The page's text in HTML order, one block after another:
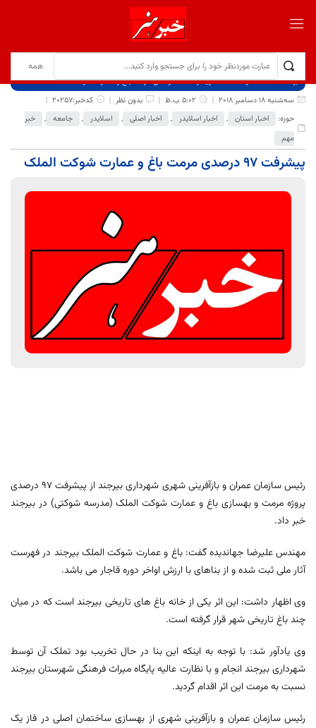
برگ نخست نوشته‌ها
پیشرفت 97 درصدی مرمت باغ و عمارت شوکت الملک
سه‌شنبه 18 دسامبر 2018
5:02 ب.ظ بدون نظر
کدخبر:20257
حوزه:
اخبار استان , اخبار اسلایدر , اخبار اصلی , اسلایدر , جامعه ,
خبر
مهم
پیشرفت 97 درصدی مرمت باغ و عمارت شوکت الملک
رئیس سازمان عمران و بازآفرینی شهری شهرداری بیرجند از پیشرفت 97 درصدی
پروژه مرمت و بهسازی باغ و عمارت شوکت الملک (مدرسه شوکتی) در بیرجند
خبر داد.
مهندس علیرضا جهاندیده گفت: باغ و عمارت شوکت الملک بیرجند در فهرست
آثار ملی ثبت شده و از بناهای با ارزش اواخر دوره قاجار می باشد.
وی اظهار داشت: این اثر یکی از خانه باغ های تاریخی بیرجند است که در میان
چند باغ تاریخی شهر قرار گرفته است.
وی یادآور شد: با توجه به اینکه این بنا در حال تخریب بود تملک آن توسط
شهرداری بیرجند انجام و با نظارت عالیه پایگاه میراث فرهنگی شهرستان بیرجند
نسبت به مرمت این اثر اقدام گردید.
رئیس سازمان عمران و بازآفرینی شهری از بهسازی ساختمان اصلی در فاز یک